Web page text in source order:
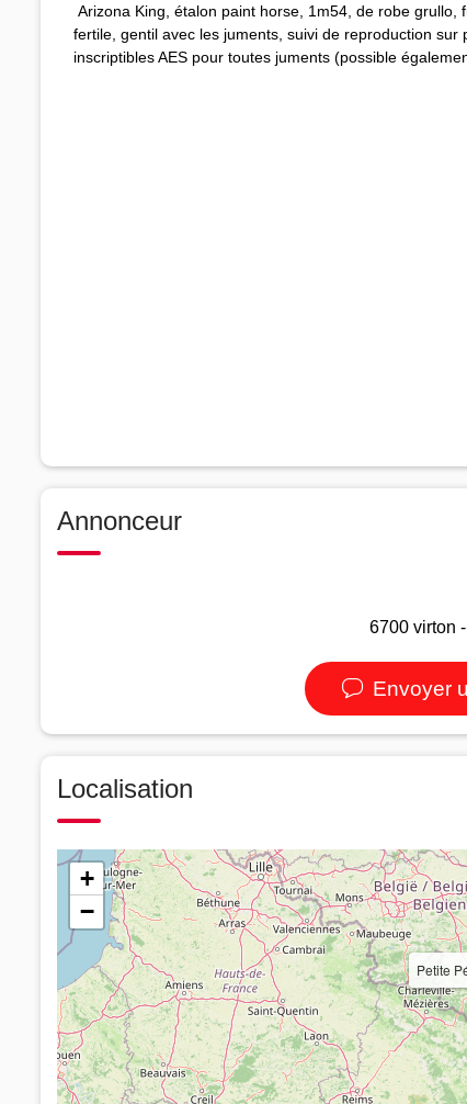
Arizona King, étalon paint horse, 1m54, de robe grullo,
fertile, gentil avec les juments, suivi de reproduction
inscriptibles AES pour toutes juments (possible
Annonceur
6700 virton
Envoyer
Localisation
Petite
+
−